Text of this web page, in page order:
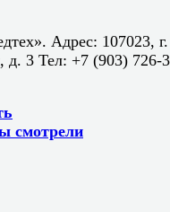
Адрес: 107023, г.
3 Тел: +7 (903) 726-
смотрели